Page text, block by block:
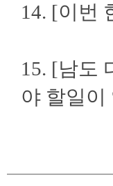
14. [이번
15. [남도
야 할일이